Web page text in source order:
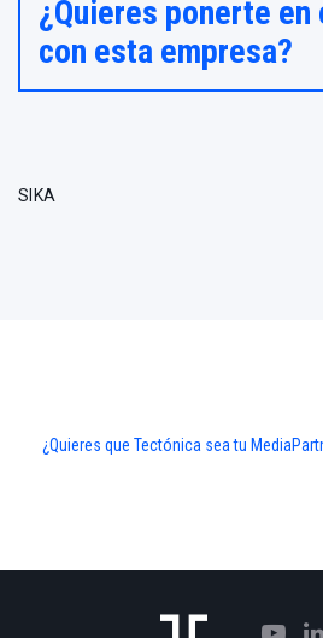
¿Quieres ponerte
con esta empresa?
SIKA
¿Quieres que Tectónica sea tu